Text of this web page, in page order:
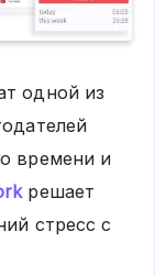
одной из
времени и
решает
стресс с